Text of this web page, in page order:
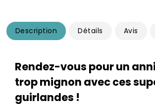
Description Détails Avis
Rendez-vous pour un
trop mignon avec ces
guirlandes !